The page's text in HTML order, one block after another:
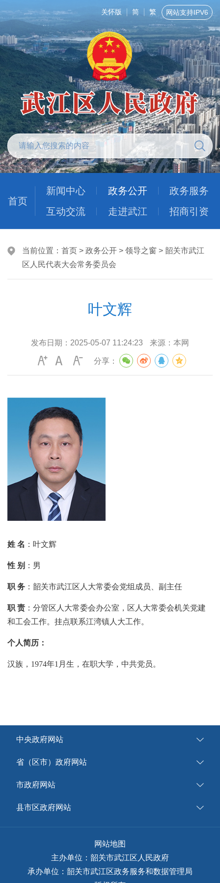
关怀版 简 繁 网站支持IPV6
首页
新闻中心 政务公开
政务服务
互动交流
走进武江 招商引资
当前位置： 首页 > 政务公开 > 领导之窗 > 韶关市武江
区人民代表大会常务委员会
叶文辉
发布日期： 2025-05-07 11:24:23 来源： 本网
分享：
姓 名 ：叶文辉
性 别 ：男
职 务 ：韶关市武江区人大常委会党组成员、副主任
职 责 ：分管区人大常委会办公室，区人大常委会机关党建
和工会工作。挂点联系江湾镇人大工作。
个人简历：
汉族，1974年1月生，在职大学，中共党员。
中央政府网站
省（区市）政府网站
市政府网站
县市区政府网站
网站地图
主办单位：韶关市武江区人民政府
承办单位：韶关市武江区政务服务和数据管理局